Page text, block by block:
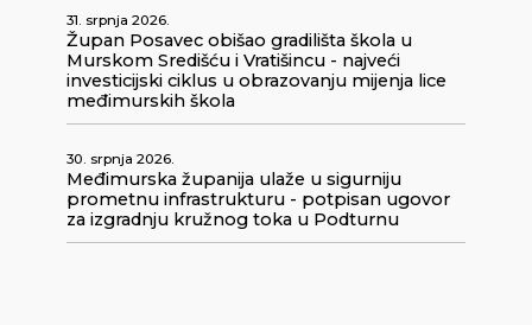
31. srpnja 2026.
Župan Posavec obišao gradilišta škola u
Murskom Središću i Vratišincu - najveći
investicijski ciklus u obrazovanju mijenja lice
međimurskih škola
30. srpnja 2026.
Međimurska županija ulaže u sigurniju
prometnu infrastrukturu - potpisan ugovor
za izgradnju kružnog toka u Podturnu